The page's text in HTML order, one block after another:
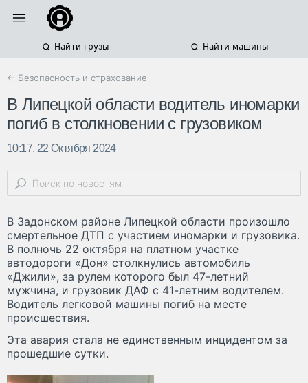
Найти грузы Найти машины
← Безопасность и страхование
В Липецкой области водитель иномарки
погиб в столкновении с грузовиком
10:17, 22 Октября 2024
В Задонском районе Липецкой области произошло
смертельное ДТП с участием иномарки и грузовика.
В полночь 22 октября на платном участке
автодороги «Дон» столкнулись автомобиль
«Джили», за рулем которого был 47-летний
мужчина, и грузовик ДАФ с 41-летним водителем.
Водитель легковой машины погиб на месте
происшествия.
Эта авария стала не единственным инцидентом за
прошедшие сутки.